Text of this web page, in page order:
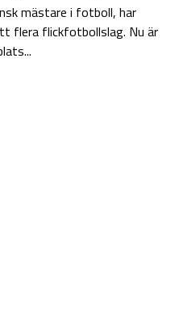
mästare i fotboll, har
flera flickfotbollslag. Nu är